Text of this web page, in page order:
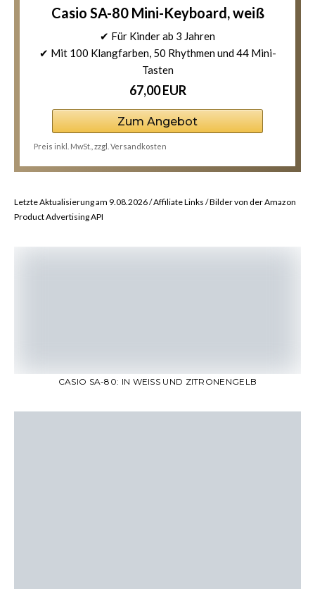
Casio SA-80 Mini-Keyboard, weiß
✔ Für Kinder ab 3 Jahren
✔ Mit 100 Klangfarben, 50 Rhythmen und 44 Mini-
Tasten
67,00 EUR
Zum Angebot
Preis inkl. MwSt., zzgl. Versandkosten
Letzte Aktualisierung am 9.08.2026 / Affiliate Links / Bilder von der Amazon
Product Advertising API
CASIO SA-80: IN WEISS UND ZITRONENGELB